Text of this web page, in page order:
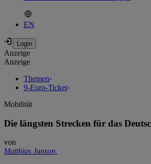
EN
Anzeige
Anzeige
Themen›
9-Euro-Ticket›
Mobilität
Die längsten Strecken für das
von
Matthias Janson,